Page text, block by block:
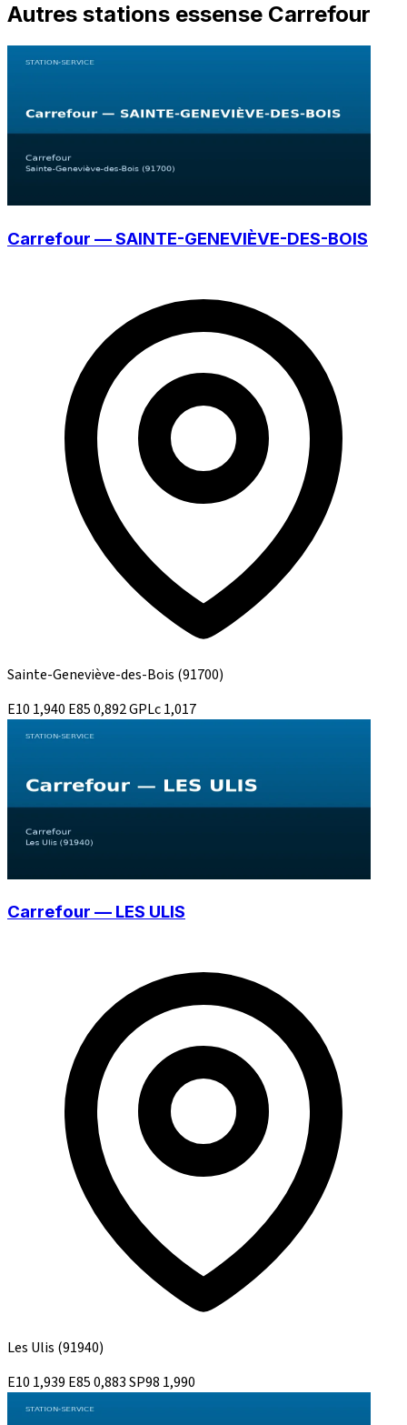
Autres stations essense Carrefour
Carrefour — SAINTE-GENEVIÈVE-DES-BOIS
Sainte-Geneviève-des-Bois (91700)
E10 1,940 E850,892GPLc1,017
Carrefour — LES ULIS
Les Ulis (91940)
E10 1,939 E850,883SP98 1,990